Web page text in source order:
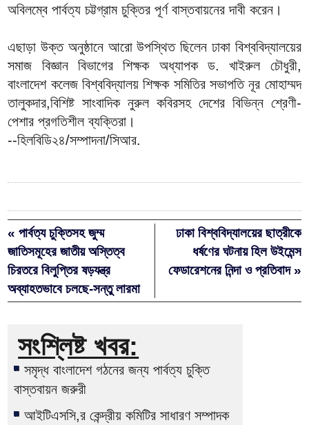
অবিলম্বে পার্বত্য চট্টগ্রাম চুক্তির পূর্ণ বাস্তবায়নের দাবী করেন।
এছাড়া উক্ত অনুষ্ঠানে আরো উপস্থিত ছিলেন ঢাকা বিশ্ববিদ্যালয়ের
সমাজ বিজ্ঞান বিভাগের শিক্ষক অধ্যাপক ড. খাইরুল চৌধুরী,
বাংলাদেশ কলেজ বিশ্ববিদ্যালয় শিক্ষক সমিতির সভাপতি নূর মোহাম্মদ
তালুকদার,বিশিষ্ট সাংবাদিক নুরুল কবিরসহ দেশের বিভিন্ন শ্রেণী-
পেশার প্রগতিশীল ব্যক্তিরা।
--হিলবিডি২৪/সম্পাদনা/সিআর.
« পার্বত্য চুক্তিসহ জুম্ম
জাতিসমূহের জাতীয় অস্তিত্ব
চিরতরে বিলুপ্তির ষড়যন্ত্র
অব্যাহতভাবে চলছে-সন্তু লারমা
ঢাকা বিশ্ববিদ্যালয়ের ছাত্রীকে
ধর্ষণের ঘটনায় হিল উইমেন্স
ফেডারেশনের নিন্দা ও প্রতিবাদ »
সংশ্লিষ্ট খবর:
সমৃদ্ধ বাংলাদেশ গঠনের জন্য পার্বত্য চুক্তি
বাস্তবায়ন জরুরী
আইটিএসসি,র কেন্দ্রীয় কমিটির সাধারণ সম্পাদক